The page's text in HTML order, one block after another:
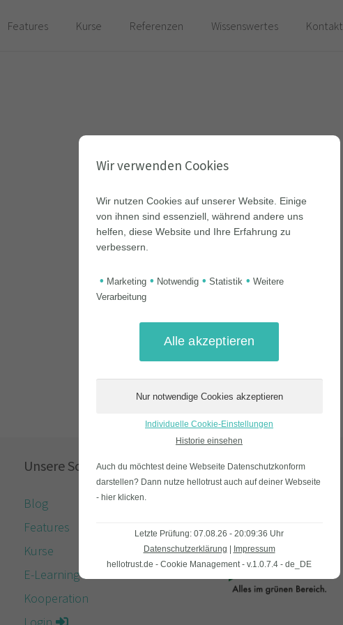
Features Kurse Referenzen Wissenswertes Kontakt
Unsere Software
Blog
Features
Kurse
E-Learning Produktion
Kooperation
Wir verwenden Cookies
Wir nutzen Cookies auf unserer Website. Einige
von ihnen sind essenziell, während andere uns
helfen, diese Website und Ihre Erfahrung zu
verbessern.
• Marketing • Notwendig • Statistik • Weitere
Verarbeitung
Individuelle Cookie-Einstellungen
Historie einsehen
Auch du möchtest deine Webseite Datenschutzkonform
darstellen? Dann nutze hellotrust auch auf deiner Webseite
- hier klicken.
Letzte Prüfung: 07.08.26 - 20:09:36 Uhr
Datenschutzerklärung
Impressum
hellotrust.de - Cookie Management - v.1.0.7.4 - de_DE